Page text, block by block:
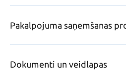
Pakalpojuma saņemšanas
Dokumenti un veidlapas